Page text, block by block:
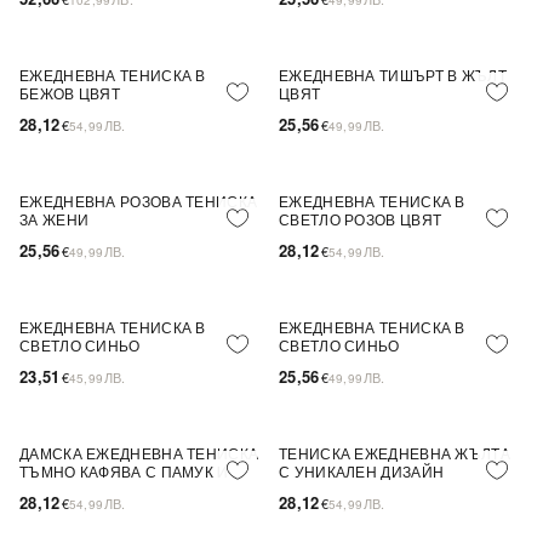
NEW IN ПОСЛЕДНА БРОЙКА
ЕЖЕДНЕВНА ТЕНИСКА В
БЕЖОВ ЦВЯТ
28,12€54,99 ЛВ.
NEW IN
ЕЖЕДНЕВНА ТИШЪРТ В ЖЪЛТ
ЦВЯТ
25,56€49,99 ЛВ.
NEW IN
ЕЖЕДНЕВНА РОЗОВА ТЕНИСКА
ЗА ЖЕНИ
25,56€49,99 ЛВ.
NEW IN
ЕЖЕДНЕВНА ТЕНИСКА В
СВЕТЛО РОЗОВ ЦВЯТ
28,12€54,99 ЛВ.
NEW IN
ЕЖЕДНЕВНА ТЕНИСКА В
СВЕТЛО СИНЬО
23,51 €45,99 ЛВ.
NEW IN
ЕЖЕДНЕВНА ТЕНИСКА В
СВЕТЛО СИНЬО
25,56€49,99 ЛВ.
NEW IN
ДАМСКА ЕЖЕДНЕВНА ТЕНИСКА
ТЪМНО КАФЯВА С ПАМУК И
28,12€54,99 ЛВ.
NEW IN ПОСЛЕДНА БРОЙКА
ТЕНИСКА ЕЖЕДНЕВНА ЖЪЛТА
С УНИКАЛЕН ДИЗАЙН
28,12€54,99 ЛВ.